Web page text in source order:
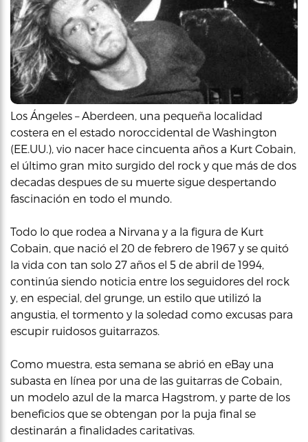
Los Ángeles – Aberdeen, una pequeña localidad
costera en el estado noroccidental de Washington
(EE.UU.), vio nacer hace cincuenta años a Kurt Cobain,
el último gran mito surgido del rock y que más de dos
decadas despues de su muerte sigue despertando
fascinación en todo el mundo.
Todo lo que rodea a Nirvana y a la figura de Kurt
Cobain, que nació el 20 de febrero de 1967 y se quitó
la vida con tan solo 27 años el 5 de abril de 1994,
continúa siendo noticia entre los seguidores del rock
y, en especial, del grunge, un estilo que utilizó la
angustia, el tormento y la soledad como excusas para
escupir ruidosos guitarrazos.
Como muestra, esta semana se abrió en eBay una
subasta en línea por una de las guitarras de Cobain,
un modelo azul de la marca Hagstrom, y parte de los
beneficios que se obtengan por la puja final se
destinarán a finalidades caritativas.